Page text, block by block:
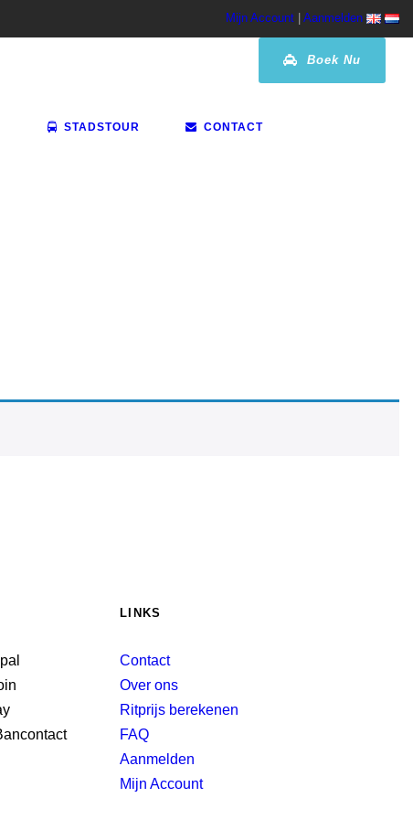
Mijn Account Aanmelden
Boek Nu
STADSTOUR CONTACT
LINKS
Contact
Over ons
Ritprijs berekenen
FAQ
Aanmelden
Mijn Account